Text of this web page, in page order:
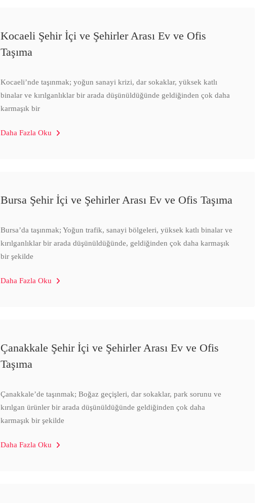
Kocaeli Şehir İçi ve Şehirler Arası Ev ve Ofis
Taşıma
Kocaeli’nde taşınmak; yoğun sanayi krizi, dar sokaklar, yüksek katlı
binalar ve kırılganlıklar bir arada düşünüldüğünde geldiğinden çok daha
karmaşık bir
Daha Fazla Oku
Bursa Şehir İçi ve Şehirler Arası Ev ve Ofis Taşıma
Bursa’da taşınmak; Yoğun trafik, sanayi bölgeleri, yüksek katlı binalar ve
kırılganlıklar bir arada düşünüldüğünde, geldiğinden çok daha karmaşık
bir şekilde
Daha Fazla Oku
Çanakkale Şehir İçi ve Şehirler Arası Ev ve Ofis
Taşıma
Çanakkale’de taşınmak; Boğaz geçişleri, dar sokaklar, park sorunu ve
kırılgan ürünler bir arada düşünüldüğünde geldiğinden çok daha
karmaşık bir şekilde
Daha Fazla Oku